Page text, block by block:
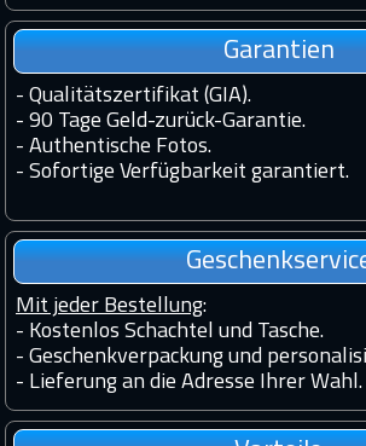
Garantien
- Qualitätszertifikat (GIA).
- 90 Tage Geld-zurück-Garantie.
- Authentische Fotos.
- Sofortige Verfügbarkeit garantiert.
Mit jeder Bestellung:
- Kostenlos Schachtel und Tasche.
- Geschenkverpackung und
- Lieferung an die Adresse Ihrer Wahl.